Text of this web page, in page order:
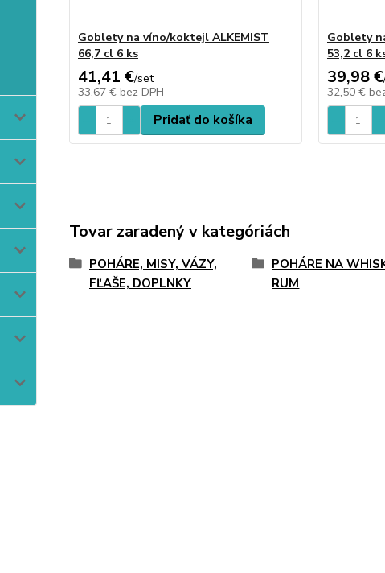
Goblety na víno/koktejl ALKEMIST
66,7 cl 6 ks
41,41 €/set
33,67 € bez DPH
Pridať do košíka
Goblety
53,2 cl 6
39,98 €
32,50 €
Tovar zaradený v kategóriách
POHÁRE, MISY, VÁZY,
FĽAŠE, DOPLNKY
POHÁRE NA
RUM